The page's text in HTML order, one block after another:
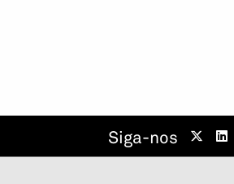
Siga-nos